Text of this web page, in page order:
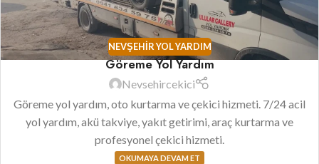
NEVŞEHIR YOL YARDIM
Göreme Yol Yardım
Nevsehircekici
Göreme yol yardım, oto kurtarma ve çekici hizmeti. 7/24 acil
yol yardım, akü takviye, yakıt getirimi, araç kurtarma ve
profesyonel çekici hizmeti.
OKUMAYA DEVAM ET